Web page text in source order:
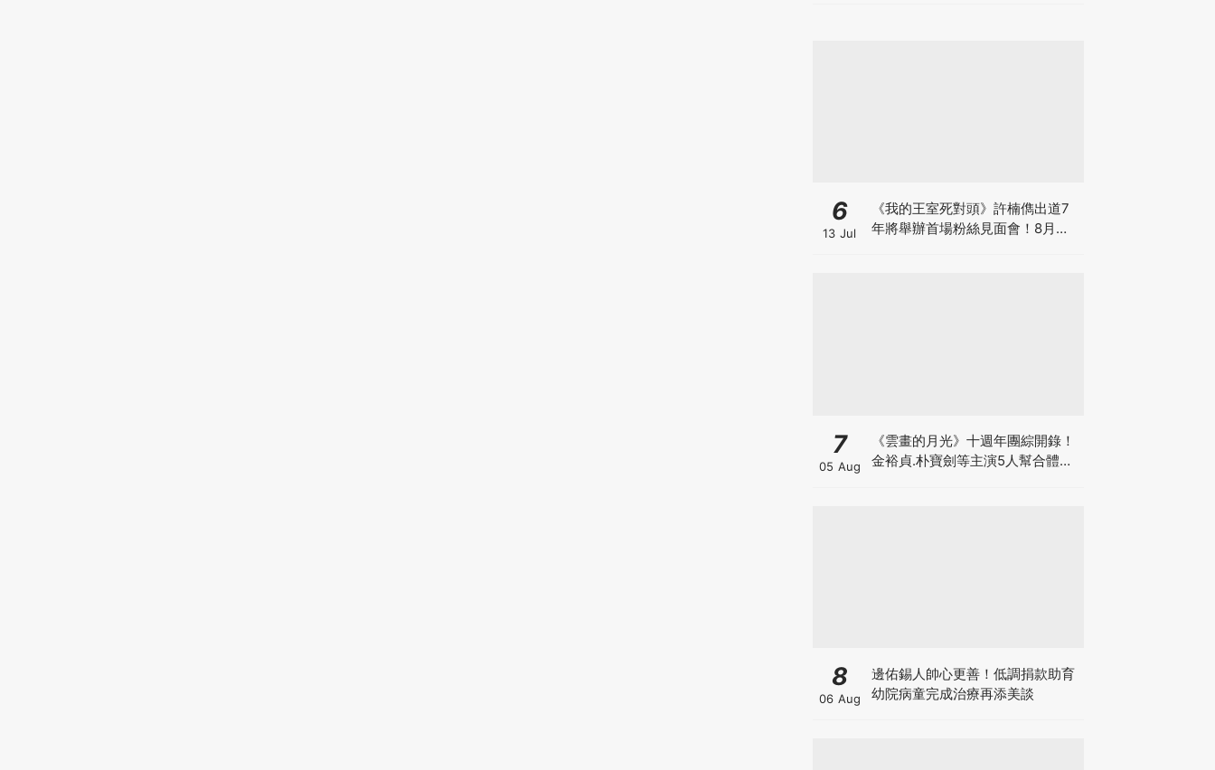
6
13 Jul
《我的王室死對頭》許楠儁出道7
年將舉辦首場粉絲見面會！8月與
7
05 Aug
《雲畫的月光》十週年團綜開錄！
金裕貞.朴寶劍等主演5人幫合體旅
8
06 Aug
邊佑錫人帥心更善！低調捐款助育
幼院病童完成治療再添美談